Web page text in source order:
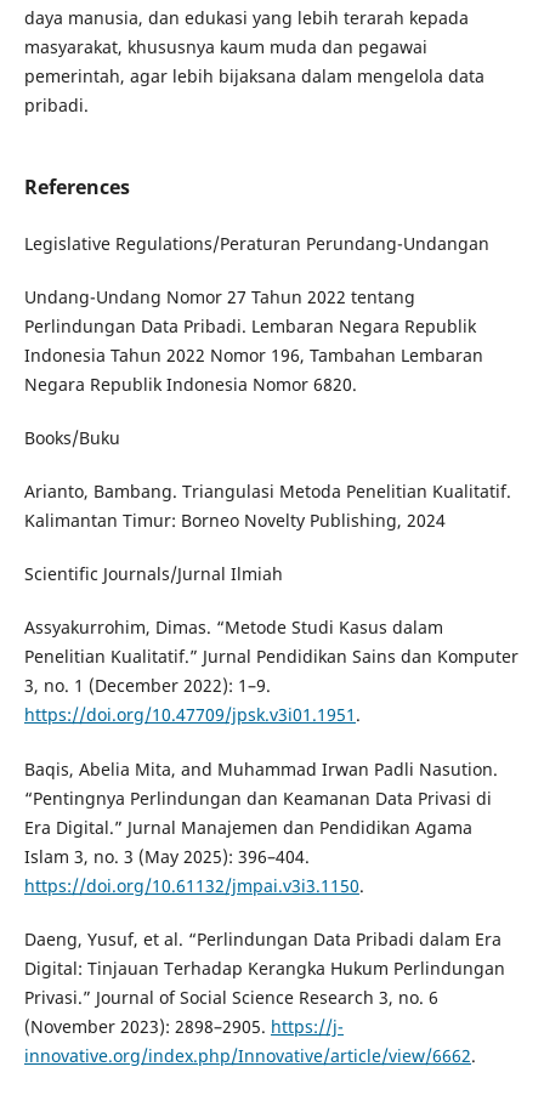
daya manusia, dan edukasi yang lebih terarah kepada
masyarakat, khususnya kaum muda dan pegawai
pemerintah, agar lebih bijaksana dalam mengelola data
pribadi.
References
Legislative Regulations/Peraturan Perundang-Undangan
Undang-Undang Nomor 27 Tahun 2022 tentang
Perlindungan Data Pribadi. Lembaran Negara Republik
Indonesia Tahun 2022 Nomor 196, Tambahan Lembaran
Negara Republik Indonesia Nomor 6820.
Books/Buku
Arianto, Bambang. Triangulasi Metoda Penelitian Kualitatif.
Kalimantan Timur: Borneo Novelty Publishing, 2024
Scientific Journals/Jurnal Ilmiah
Assyakurrohim, Dimas. “Metode Studi Kasus dalam
Penelitian Kualitatif.” Jurnal Pendidikan Sains dan Komputer
3, no. 1 (December 2022): 1–9.
https://doi.org/10.47709/jpsk.v3i01.1951 .
Baqis, Abelia Mita, and Muhammad Irwan Padli Nasution.
“Pentingnya Perlindungan dan Keamanan Data Privasi di
Era Digital.” Jurnal Manajemen dan Pendidikan Agama
Islam 3, no. 3 (May 2025): 396–404.
https://doi.org/10.61132/jmpai.v3i3.1150.
Daeng, Yusuf, et al. “Perlindungan Data Pribadi dalam Era
Digital: Tinjauan Terhadap Kerangka Hukum Perlindungan
Privasi.” Journal of Social Science Research 3, no. 6
(November 2023): 2898–2905. https://j-
innovative.org/index.php/Innovative/article/view/6662.